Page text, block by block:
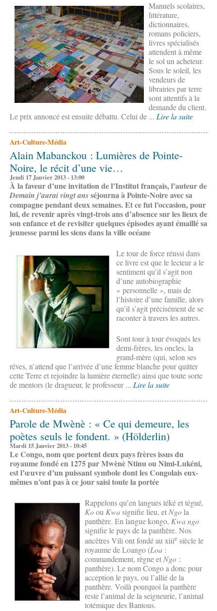
Manuels scolaires,
littérature,
dictionnaires,
romans policiers,
livres spécialisés
attendent à même
le sol un acheteur.
Sous le soleil, les
vendeurs de
librairies par terre
sont attentifs à la
demande du client.
Le prix annoncé est ensuite débattu. Celui de ... Lire la suite
Art-Culture-Média
Alain Mabanckou : Lumières de Pointe-
Noire, le récit d’une vie…
Jeudi 17 Janvier 2013 - 13:00
À la faveur d’une invitation de l’Institut français, l’auteur de
Demain j’aurai vingt ansséjourna à Pointe-Noire avec sa
compagne pendant deux semaines. Et ce fut l’occasion, pour
lui, de revenir après vingt-trois ans d’absence sur les lieux de
son enfance et de revisiter quelques épisodes ayant émaillé sa
jeunesse parmi les siens dans la ville océane
Le tour de force réussi dans
ce livre est que le lecteur a le
sentiment qu’il s’agit non
d’une autobiographie
« personnelle », mais de
l’histoire d’une famille, alors
qu’il s’agit précisément de se
raconter à travers les autres.
Sont tour à tour évoqués les
demi-frères, les oncles, la
grand-mère (qui, selon ses
rêves, n’attend que l’arrivée d’une femme blanche pour quitter
cette Terre et rejoindre la lumière éternelle) ainsi que toute sorte
de mentors (le dragueur, le professeur ... Lire la suite
Art-Culture-Média
Parole de Mwènè : « Ce qui demeure, les
poètes seuls le fondent. » (Hölderlin)
Mardi 15 Janvier 2013 - 10:45
Le Congo, nom que portent deux pays frères issus du
royaume fondé en 1275 par Mwènè Ntinu ou Nimi-Lukéni,
est l’œuvre d’un puissant symbole dont les Congolais eux-
mêmes n’ont pas à ce jour saisi toute la portée
Rappelons qu’en langues téké et tégué,
Koou Kwa signifie lieu, et Ngola
panthère. En langue kongo, Kwa ngo
signifie le pays de la panthère. Nos
ancêtres Vili ont fondé au xiiie siècle le
royaume de Loango (Loa :
commandement, règne etNgo :
panthère). Le nom Congo a donc pour
acception le pays, ou l’allié de la
panthère. Voilà pourquoi la panthère
reste l’animal de la seigneurie, l’animal
totémique des Bantous.